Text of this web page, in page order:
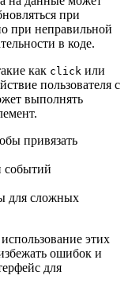
при
при неправильной
в коде.
как click или
пользователя с
выполнять
привязать
событий
для сложных
этих
ошибок и
для